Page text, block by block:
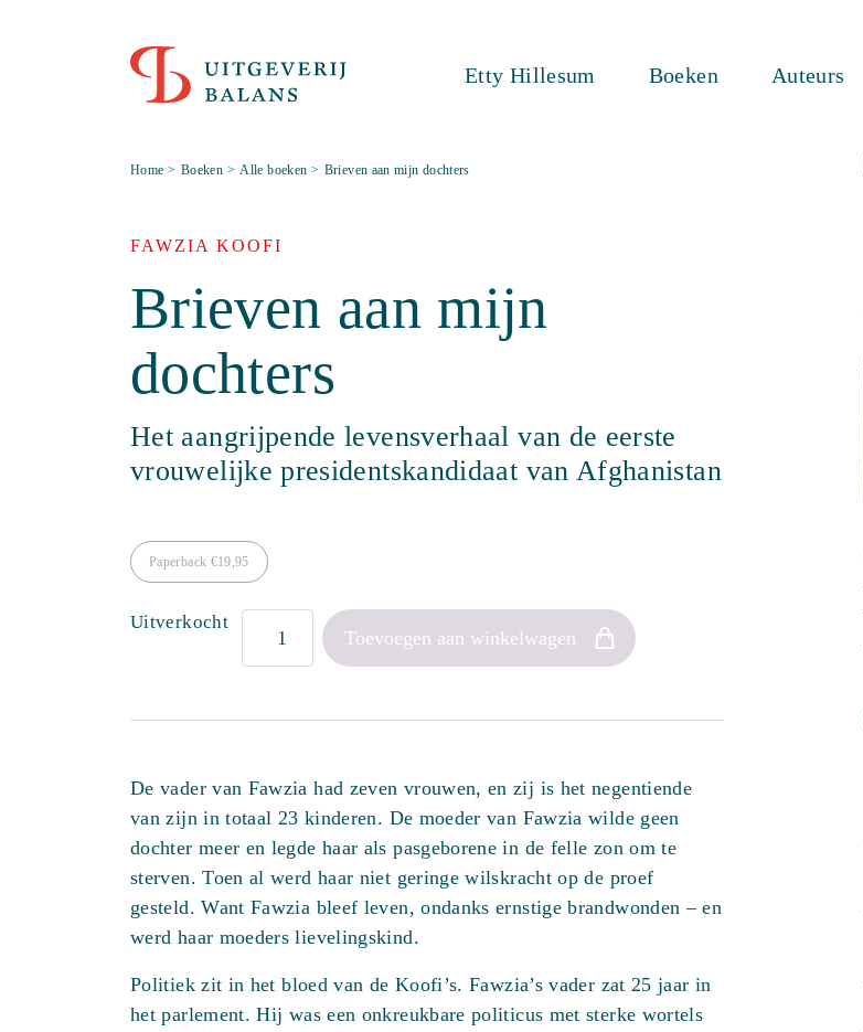
Etty Hillesum Boeken Auteurs
Home > Boeken > Alle boeken > Brieven aan mijn dochters
FAWZIA KOOFI
Brieven aan mijn
dochters
Het aangrijpende levensverhaal van de eerste
vrouwelijke presidentskandidaat van Afghanistan
Paperback €19,95
Uitverkocht
dochters
Toevoegen aan winkelwagen
De vader van Fawzia had zeven vrouwen, en zij is het negentiende
van zijn in totaal 23 kinderen. De moeder van Fawzia wilde geen
dochter meer en legde haar als pasgeborene in de felle zon om te
sterven. Toen al werd haar niet geringe wilskracht op de proef
gesteld. Want Fawzia bleef leven, ondanks ernstige brandwonden – en
werd haar moeders lievelingskind.
Politiek zit in het bloed van de Koofi’s. Fawzia’s vader zat 25 jaar in
het parlement. Hij was een onkreukbare politicus met sterke wortels